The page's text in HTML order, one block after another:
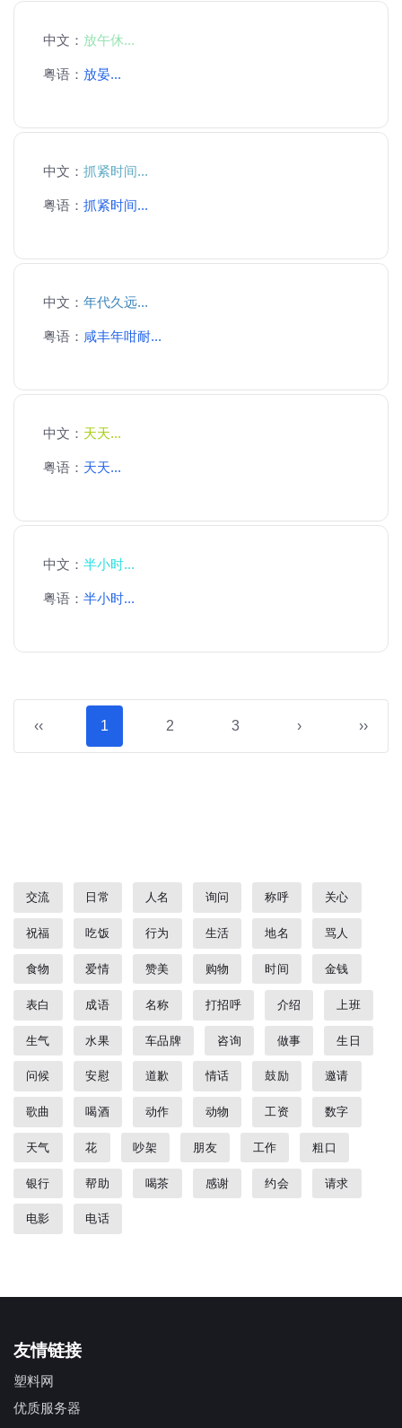
中文： 放午休...
粤语： 放晏...
中文： 抓紧时间...
粤语： 抓紧时间...
中文： 年代久远...
粤语： 咸丰年咁耐...
中文： 天天...
粤语： 天天...
中文： 半小时...
粤语： 半小时...
‹‹ 1 2 3 › ››
交流 日常 人名 询问 称呼 关心
祝福 吃饭 行为 生活 地名 骂人
食物 爱情 赞美 购物 时间 金钱
表白 成语 名称 打招呼 介绍 上班
生气 水果 车品牌 咨询 做事 生日
问候 安慰 道歉 情话 鼓励 邀请
歌曲 喝酒 动作 动物 工资 数字
天气 花 吵架 朋友 工作 粗口
银行 帮助 喝茶 感谢 约会 请求
电影 电话
友情链接
塑料网
优质服务器